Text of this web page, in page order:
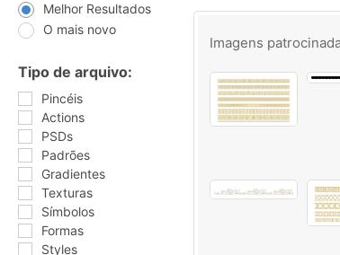
Melhor Resultados
O mais novo
Tipo de arquivo:
Pincéis
Actions
PSDs
Padrões
Gradientes
Texturas
Símbolos
Formas
Styles
Imagens